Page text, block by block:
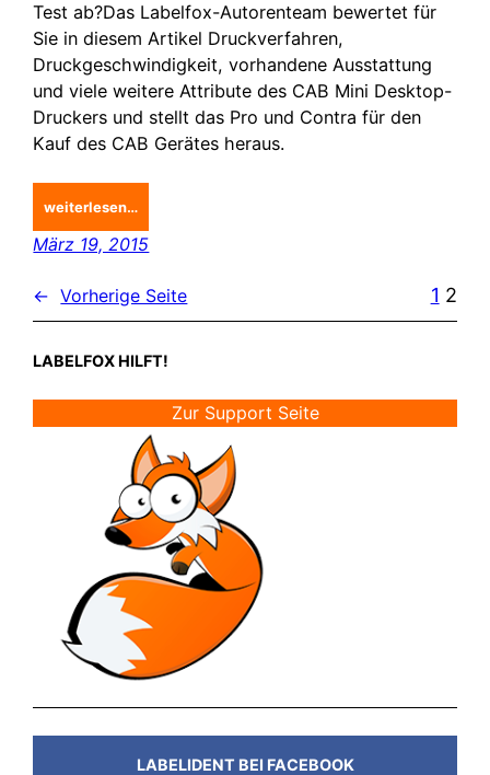
LABELFOX HILFT!
Zur Support Seite
LABELIDENT BEI FACEBOOK
Test ab?Das Labelfox-Autorenteam bewertet für
Sie in diesem Artikel Druckverfahren,
Druckgeschwindigkeit, vorhandene Ausstattung
und viele weitere Attribute des CAB Mini Desktop-
Druckers und stellt das Pro und Contra für den
Kauf des CAB Gerätes heraus.
weiterlesen…
März 19, 2015
← Vorherige Seite 1 2